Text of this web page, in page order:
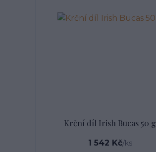
Krční díl Irish Bucas 50 g
1 542 Kč/ks